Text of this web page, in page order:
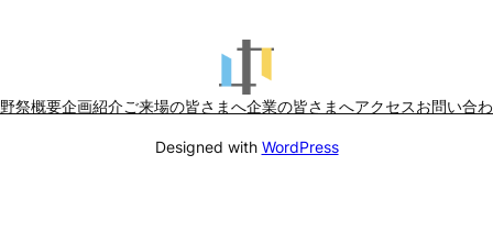
祭概要企画紹介ご来場の皆さまへ企業の皆さまへアクセスお問い合
Designed with WordPress